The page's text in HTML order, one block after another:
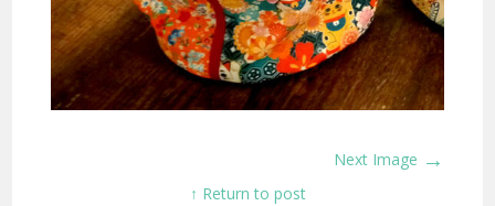
Next Image →
↑ Return to post